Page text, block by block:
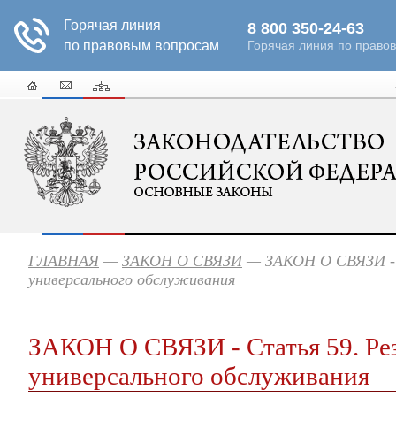
ГЛАВНАЯ— ЗАКОН О СВЯЗИ— ЗАКОН О СВЯЗИ -
универсального обслуживания
ЗАКОН О СВЯЗИ - Статья 59.
универсального обслуживания